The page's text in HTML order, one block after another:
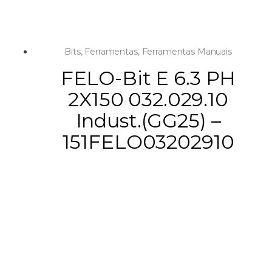
Bits, Ferramentas, Ferramentas Manuais
FELO-Bit E 6.3 PH
2X150 032.029.10
Indust.(GG25) –
151FELO03202910